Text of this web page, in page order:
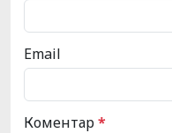
Email
Коментар*